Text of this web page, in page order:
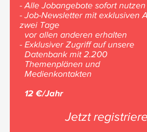
- Alle Jobangebote sofort nutzen
- Job-Newsletter mit exklusiven
zwei Tage
vor allen anderen erhalten
- Exklusiver Zugriff auf unsere
Datenbank mit 2.200
Themenplänen und
Medienkontakten
12 €/Jahr
Jetzt